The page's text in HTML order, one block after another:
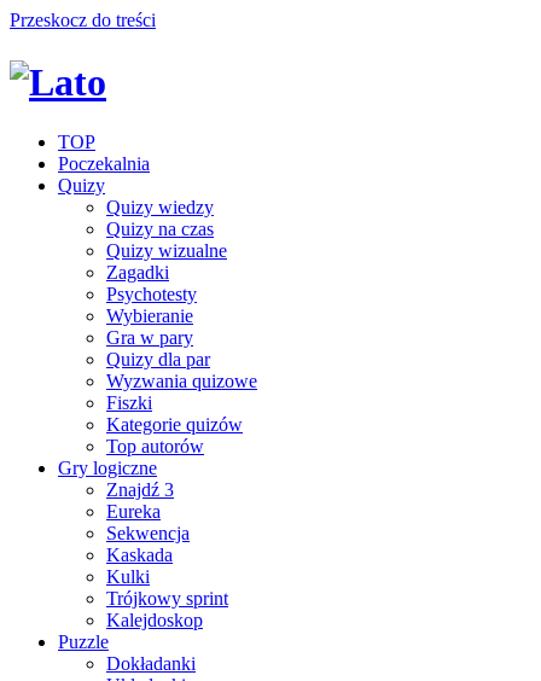
Przeskocz do treści
TOP
Poczekalnia
Quizy
Quizy wiedzy
Quizy na czas
Quizy wizualne
Zagadki
Psychotesty
Wybieranie
Gra w pary
Quizy dla par
Wyzwania quizowe
Fiszki
Kategorie quizów
Top autorów
Gry logiczne
Znajdź 3
Eureka
Sekwencja
Kaskada
Kulki
Trójkowy sprint
Kalejdoskop
Puzzle
Dokładanki